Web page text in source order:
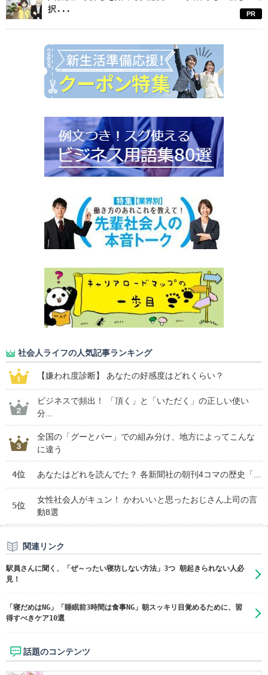
択...
PR
社会人ライフの人気記事ランキング
【嫌われ度診断】 あなたの好感度はどれくらい？
ビジネスで頻出！ 「頂く」と「いただく」の正しい使い
分...
全国の「グーとパー」での組み分け、地方によってこんな
に違う
4位 あなたはどれを読んでた？ 各新聞社の朝刊4コマの歴史「...
5位
女性社会人がキュン！ かわいいと思ったおじさん上司の言
動8選
関連リンク
駅員さんに聞く、「ぜ～ったい寝坊しない方法」3つ 朝起きられない人必
見！
「寝だめはNG」「睡眠前3時間は食事NG」朝スッキリ目覚めるために、習
得すべきケア10選
話題のコンテンツ